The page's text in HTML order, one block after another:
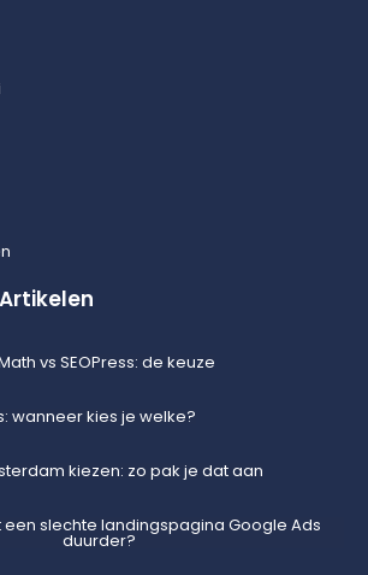
vs SEOPress: de keuze
wanneer kies je welke?
kiezen: zo pak je dat aan
slechte landingspagina Google Ads
duurder?